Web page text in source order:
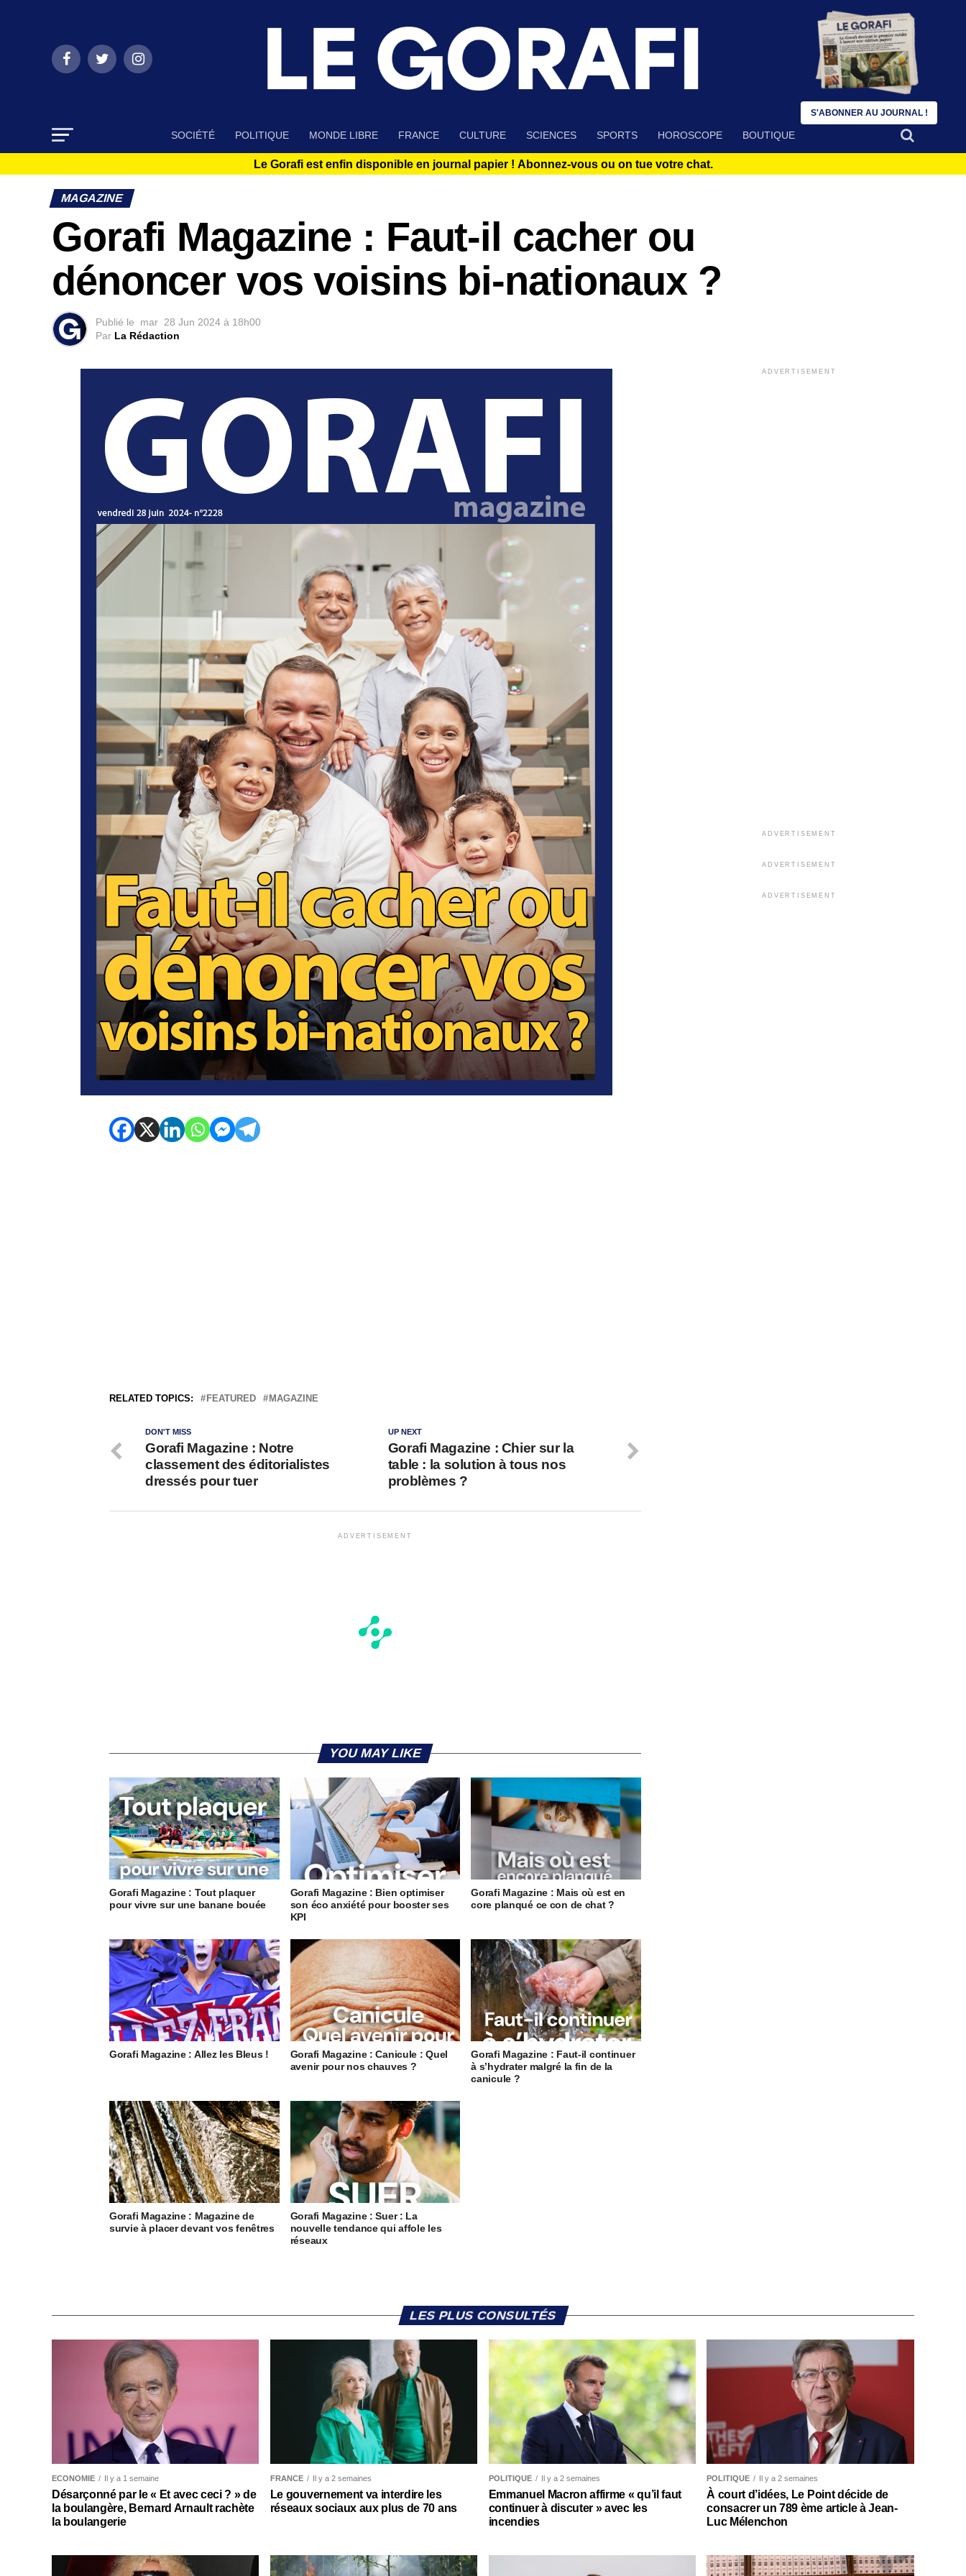
SOCIÉTÉ POLITIQUE MONDE LIBRE FRANCE CULTURE SCIENCES SPORTS HOROSCOPE BOUTIQUE
Le Gorafi est enfin disponible en journal papier ! Abonnez-vous ou on tue votre chat.
MAGAZINE
Gorafi Magazine : Faut-il cacher ou
dénoncer vos voisins bi-nationaux ?
Publié le mar 28 Jun 2024 à 18h00
Par La Rédaction
RELATED TOPICS: FEATURED MAGAZINE
UP NEXT
Gorafi Magazine : Chier sur la
table : la solution à tous nos
problèmes ?
DON'T MISS
Gorafi Magazine : Notre
classement des éditorialistes
dressés pour tuer
ADVERTISEMENT
YOU MAY LIKE
Gorafi Magazine : Tout plaquer
pour vivre sur une banane bouée
Gorafi Magazine : Bien optimiser
son éco anxiété pour booster ses
KPI
Gorafi Magazine : Mais où est en
core planqué ce con de chat ?
Gorafi Magazine : Allez les Bleus !
Gorafi Magazine : Canicule : Quel
avenir pour nos chauves ?
Gorafi Magazine : Faut-il continuer
à s’hydrater malgré la fin de la
canicule ?
Gorafi Magazine : Magazine de
survie à placer devant vos fenêtres
Gorafi Magazine : Suer : La
nouvelle tendance qui affole les
réseaux
ADVERTISEMENT
ADVERTISEMENT
ADVERTISEMENT
ADVERTISEMENT
LES PLUS CONSULTÉS
ECONOMIE Il y a 1 semaine
Désarçonné par le « Et avec ceci ? » de
la boulangère, Bernard Arnault rachète
la boulangerie
FRANCE Il y a 2 semaines
Le gouvernement va interdire les
réseaux sociaux aux plus de 70 ans
POLITIQUE Il y a 2 semaines
Emmanuel Macron affirme « qu’il faut
continuer à discuter » avec les
incendies
POLITIQUE Il y a 2 semaines
À court d’idées, Le Point décide de
consacrer un 789 ème article à Jean-
Luc Mélenchon
S'ABONNER AU JOURNAL !